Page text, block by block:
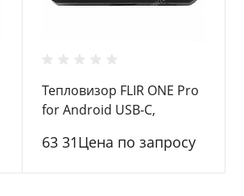
Тепловизор FLIR ONE Pro
for Android USB-C,
63 31Цена по запросу